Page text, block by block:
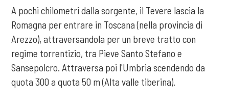
A pochi chilometri dalla sorgente, il Tevere lascia la
Romagna per entrare in Toscana (nella provincia di
Arezzo), attraversandola per un breve tratto con
regime torrentizio, tra Pieve Santo Stefano e
Sansepolcro. Attraversa poi l'Umbria scendendo da
quota 300 a quota 50 m (Alta valle tiberina).